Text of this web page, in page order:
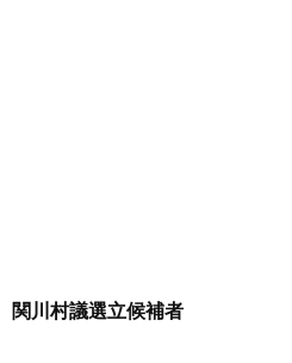
関川村議選立候補者